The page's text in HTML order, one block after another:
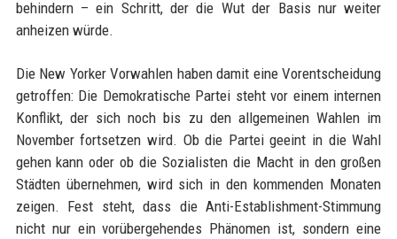
behindern – ein Schritt, der die Wut der Basis nur weiter
anheizen würde.
Die New Yorker Vorwahlen haben damit eine Vorentscheidung
getroffen: Die Demokratische Partei steht vor einem internen
Konflikt, der sich noch bis zu den allgemeinen Wahlen im
November fortsetzen wird. Ob die Partei geeint in die Wahl
gehen kann oder ob die Sozialisten die Macht in den großen
Städten übernehmen, wird sich in den kommenden Monaten
zeigen. Fest steht, dass die Anti-Establishment-Stimmung
nicht nur ein vorübergehendes Phänomen ist, sondern eine